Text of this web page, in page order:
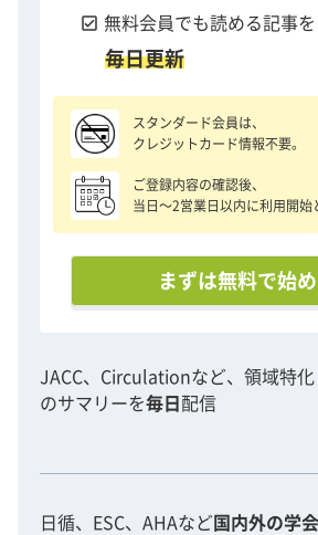
check_box 無料会員でも読める記事を
毎日更新
スタンダード会員は、
クレジットカード情報不要。
ご登録内容の確認後、
当日〜2営業日以内に利用開始
まずは無料で始
JACC、Circulationなど、領域特化
のサマリーを毎日 配信
日循、ESC、AHAなど国内外の学会